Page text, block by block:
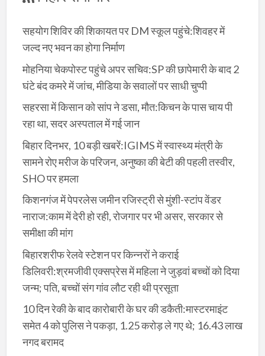
सहयोग शिविर की शिकायत पर DM स्कूल पहुंचे:शिवहर में
जल्द नए भवन का होगा निर्माण
मोहनिया चेकपोस्ट पहुंचे अपर सचिव:SP की छापेमारी के बाद 2
घंटे बंद कमरे में जांच, मीडिया के सवालों पर साधी चुप्पी
सहरसा में किसान को सांप ने डसा, मौत:किचन के पास चाय पी
रहा था, सदर अस्पताल में गई जान
बिहार दिनभर, 10 बड़ी खबरें:IGIMS में स्वास्थ्य मंत्री के
सामने रोए मरीज के परिजन, अनुष्का की बेटी की पहली तस्वीर,
SHO पर हमला
किशनगंज में पेपरलेस जमीन रजिस्ट्री से मुंशी-स्टांप वेंडर
नाराज:काम में देरी हो रही, रोजगार पर भी असर, सरकार से
समीक्षा की मांग
बिहारशरीफ रेलवे स्टेशन पर किन्नरों ने कराई
डिलिवरी:श्रमजीवी एक्सप्रेस में महिला ने जुड़वां बच्चों को दिया
जन्म; पति, बच्चों संग गांव लौट रही थी प्रसूता
10 दिन रेकी के बाद कारोबारी के घर की डकैती:मास्टरमाइंट
समेत 4 को पुलिस ने पकड़ा, 1.25 करोड़ ले गए थे; 16.43 लाख
नगद बरामद